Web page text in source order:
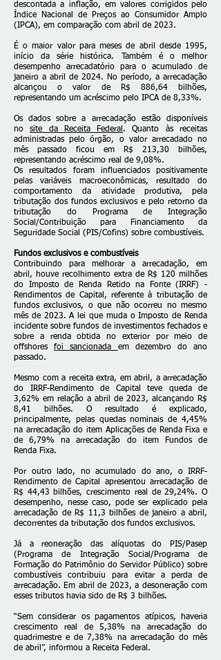
descontada a inflação, em valores corrigidos pelo
Índice Nacional de Preços ao Consumidor Amplo
(IPCA), em comparação com abril de 2023.
É o maior valor para meses de abril desde 1995,
início da série histórica. Também é o melhor
desempenho arrecadatório para o acumulado de
janeiro a abril de 2024. No período, a arrecadação
alcançou o valor de R$ 886,64 bilhões,
representando um acréscimo pelo IPCA de 8,33%.
Os dados sobre a arrecadação estão disponíveis
nosite da Receita Federal . Quanto às receitas
administradas pelo órgão, o valor arrecadado no
mês passado ficou em R$ 213,30 bilhões,
representando acréscimo real de 9,08%.
Os resultados foram influenciados positivamente
pelas variáveis macroeconômicas, resultado do
comportamento da atividade produtiva, pela
tributação dos fundos exclusivos e pelo retorno da
tributação do Programa de Integração
Social/Contribuição para Financiamento da
Seguridade Social (PIS/Cofins) sobre combustíveis.
Fundos exclusivos e combustíveis
Contribuindo para melhorar a arrecadação, em
abril, houve recolhimento extra de R$ 120 milhões
do Imposto de Renda Retido na Fonte (IRRF) -
Rendimentos de Capital, referente à tributação de
fundos exclusivos, o que não ocorreu no mesmo
mês de 2023. A lei que muda o Imposto de Renda
incidente sobre fundos de investimentos fechados e
sobre a renda obtida no exterior por meio de
offshoresfoi sancionada em dezembro do ano
passado.
Mesmo com a receita extra, em abril, a arrecadação
do IRRF-Rendimento de Capital teve queda de
3,62% em relação a abril de 2023, alcançando R$
8,41 bilhões. O resultado é explicado,
principalmente, pelas quedas nominais de 4,45%
na arrecadação do item Aplicações de Renda Fixa e
de 6,79% na arrecadação do item Fundos de
Renda Fixa.
Por outro lado, no acumulado do ano, o IRRF-
Rendimento de Capital apresentou arrecadação de
R$ 44,43 bilhões, crescimento real de 29,24%. O
desempenho, nesse caso, pode ser explicado pela
arrecadação de R$ 11,3 bilhões de janeiro a abril,
decorrentes da tributação dos fundos exclusivos.
Já a reoneração das alíquotas do PIS/Pasep
(Programa de Integração Social/Programa de
Formação do Patrimônio do Servidor Público) sobre
combustíveis contribuiu para evitar a perda de
arrecadação. Em abril de 2023, a desoneração com
esses tributos havia sido de R$ 3 bilhões.
“Sem considerar os pagamentos atípicos, haveria
crescimento real de 5,38% na arrecadação do
quadrimestre e de 7,38% na arrecadação do mês
de abril”, informou a Receita Federal.